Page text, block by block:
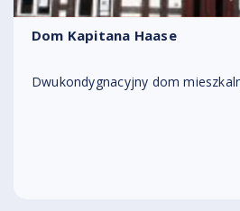
Dom Kapitana Haase
Dwukondygnacyjny dom